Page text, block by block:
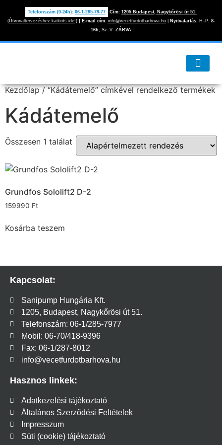
Telefonszám (0-24h): 06-1-285-79-77 Cím: 1205 Budapest, Nagykőrösi út 51.
(Útvonaltervezéshez kattints ide!)
E-mail cím: info@vecetfurdotbarhova.hu| Nyitvatartás:H–P: 8-
16h; Sz–V: ZÁRVA
Kezdőlap/ “Kádátemelő” címkével rendelkező termékek
Kádátemelő
Összesen 1 találat
Grundfos Sololift2 D-2
159990 Ft
Kosárba teszem
Kapcsolat:
Sanipump Hungária Kft.
1205, Budapest, Nagykőrösi út 51.
Telefonszám: 06-1/285-7977
Mobil: 06-70/418-9396
Fax: 06-1/287-8012
info@vecetfurdotbarhova.hu
Hasznos linkek:
Adatkezelési tájékoztató
Általános Szerződési Feltételek
Impresszum
Süti (cookie) tájékoztató